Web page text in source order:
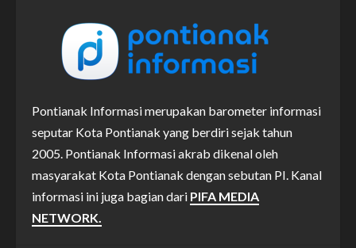
Pontianak Informasi merupakan barometer informasi
seputar Kota Pontianak yang berdiri sejak tahun
2005. Pontianak Informasi akrab dikenal oleh
masyarakat Kota Pontianak dengan sebutan PI. Kanal
informasi ini juga bagian dari PIFA MEDIA
NETWORK.